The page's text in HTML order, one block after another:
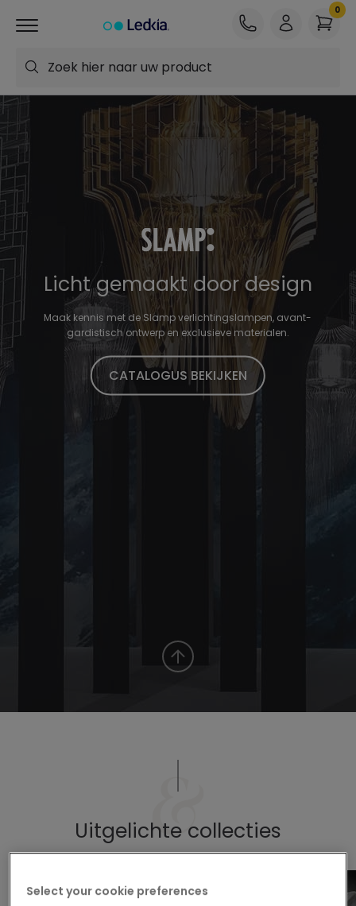
Zoek hier naar uw product
Licht gemaakt door design
Maak kennis met de Slamp verlichtingslampen, avant-
gardistisch ontwerp en exclusieve materialen.
CATALOGUS BEKIJKEN
Uitgelichte collecties
Select your cookie preferences